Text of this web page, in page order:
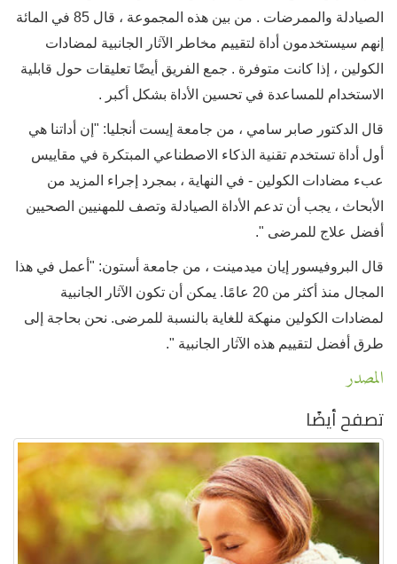
الصيادلة والممرضات . من بين هذه المجموعة ، قال 85 في المائة
إنهم سيستخدمون أداة لتقييم مخاطر الآثار الجانبية لمضادات
الكولين ، إذا كانت متوفرة . جمع الفريق أيضًا تعليقات حول قابلية
الاستخدام للمساعدة في تحسين الأداة بشكل أكبر .
قال الدكتور صابر سامي ، من جامعة إيست أنجليا: "إن أداتنا هي
أول أداة تستخدم تقنية الذكاء الاصطناعي المبتكرة في مقاييس
عبء مضادات الكولين - في النهاية ، بمجرد إجراء المزيد من
الأبحاث ، يجب أن تدعم الأداة الصيادلة وتصف للمهنيين الصحيين
أفضل علاج للمرضى ".
قال البروفيسور إيان ميدمينت ، من جامعة أستون: "أعمل في هذا
المجال منذ أكثر من 20 عامًا. يمكن أن تكون الآثار الجانبية
لمضادات الكولين منهكة للغاية بالنسبة للمرضى. نحن بحاجة إلى
طرق أفضل لتقييم هذه الآثار الجانبية ".
المصدر
تصفح أيضًا